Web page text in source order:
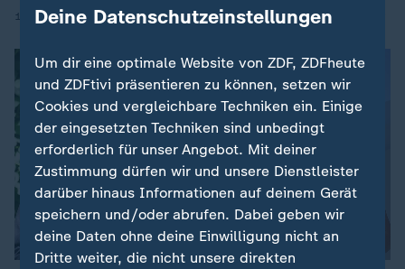
18.06.2026 | 12:00
Deine Datenschutzeinstellungen
Um dir eine optimale Website von ZDF, ZDFheute
und ZDFtivi präsentieren zu können, setzen wir
Cookies und vergleichbare Techniken ein. Einige
der eingesetzten Techniken sind unbedingt
erforderlich für unser Angebot. Mit deiner
Zustimmung dürfen wir und unsere Dienstleister
darüber hinaus Informationen auf deinem Gerät
speichern und/oder abrufen. Dabei geben wir
deine Daten ohne deine Einwilligung nicht an
Dritte weiter, die nicht unsere direkten